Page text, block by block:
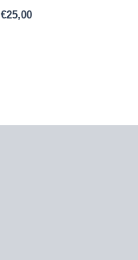
Ursprünglicher
€25,00Aktueller